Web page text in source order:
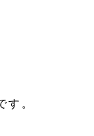
す。